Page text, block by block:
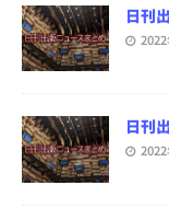
日刊
日刊